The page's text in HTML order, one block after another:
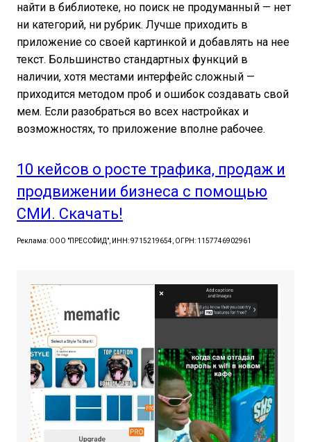
найти в библиотеке, но поиск не продуманный — нет
ни категорий, ни рубрик. Лучше приходить в
приложение со своей картинкой и добавлять на нее
текст. Большинство стандартных функций в
наличии, хотя местами интерфейс сложный —
приходится методом проб и ошибок создавать свой
мем. Если разобраться во всех настройках и
возможностях, то приложение вполне рабочее.
10 кейсов о росте трафика, продаж и
продвижении бизнеса с помощью
СМИ. Скачать!
Реклама: ООО "ПРЕССФИД", ИНН: 9715219654, ОГРН: 1157746902961